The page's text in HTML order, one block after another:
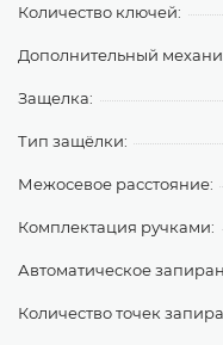
Количество ключей:
Дополнительный
Защелка:
Тип защёлки:
Межосевое расстояние:
Комплектация ручками:
Автоматическое
Количество точек